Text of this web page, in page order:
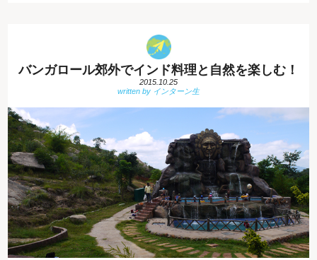
バンガロール郊外でインド料理と自然を楽しむ！
2015.10.25